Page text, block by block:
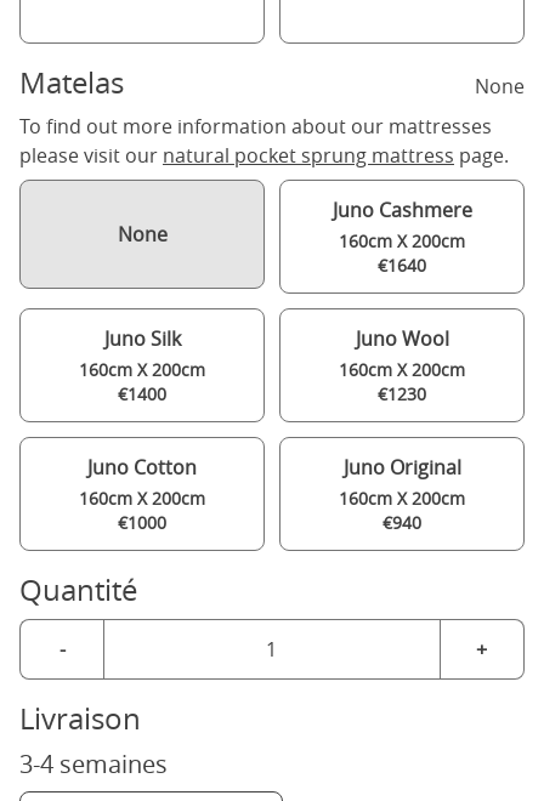
Matelas
None
To find out more information about our mattresses
please visit our natural pocket sprung mattress page.
None
Juno Cashmere
160cm X 200cm
€1640
Juno Silk
160cm X 200cm
€1400
Juno Wool
160cm X 200cm
€1230
Juno Cotton
160cm X 200cm
€1000
Juno Original
160cm X 200cm
€940
Quantité
- +
Livraison
3-4 semaines